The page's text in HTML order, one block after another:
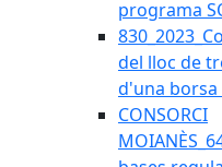
programa
del lloc de
d'una borsa
CONSORCI